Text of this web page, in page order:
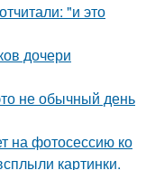
"и это
дочери
не обычный день
на фотосессию ко
картинки.